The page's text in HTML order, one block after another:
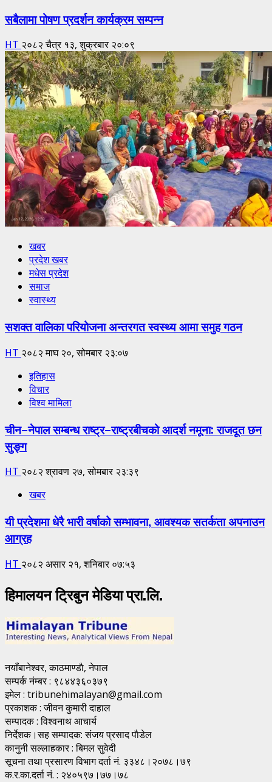
सबैलामा पोषण प्रदर्शन कार्यक्रम सम्पन्न
HT २०८२ चैत्र १३, शुक्रबार २०:०९
खबर
प्रदेश खबर
मधेस प्रदेश
समाज
स्वास्थ्य
सशक्त वालिका परियोजना अन्तरगत स्वस्थ्य आमा समुह गठन
HT २०८२ माघ २०, सोमबार २३:०७
इतिहास
विचार
विश्व मामिला
चीन–नेपाल सम्बन्ध राष्ट्र–राष्ट्रबीचको आदर्श नमूना: राजदूत छन
सुङ्ग
HT २०८२ श्रावण २७, सोमबार २३:३९
खबर
यी प्रदेशमा धेरै भारी वर्षाको सम्भावना, आवश्यक सतर्कता अपनाउन
आग्रह
HT २०८२ असार २१, शनिबार ०७:५३
हिमालयन ट्रिबुन मेडिया प्रा.लि.
नयाँबानेश्वर, काठमाण्डाै, नेपाल
सम्पर्क नंम्बर : ९८४४३६०३७९
इमेल : tribunehimalayan@gmail.com
प्रकाशक : जीवन कुमारी दाहाल
सम्पादक : विश्वनाथ आचार्य
निर्देशक।सह सम्पादक: संजय प्रसाद पाैडेल
कानुनी सल्लाहकार : बिमल सुवेदी
सूचना तथा प्रसारण विभाग दर्ता नं. ३३४८।२०७८।७९
क.र.का.दर्ता नं. : २४०५९७।७७।७८